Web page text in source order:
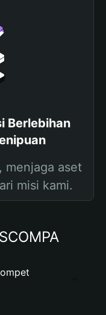
Berlebihan
menjaga aset
misi kami.